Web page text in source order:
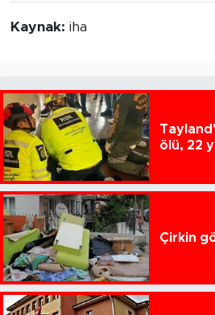
Kaynak: iha
ölü, 22
Çirkin